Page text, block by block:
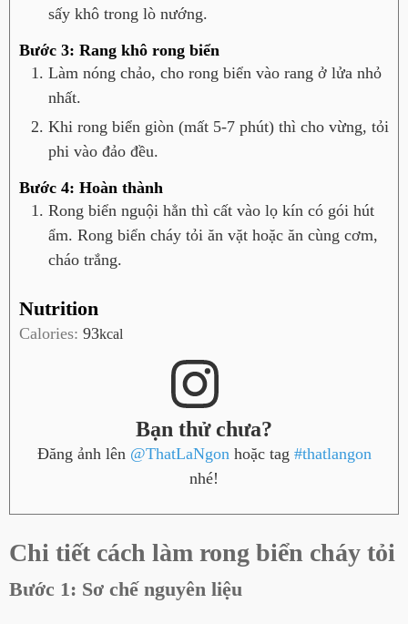
sấy khô trong lò nướng.
Bước 3: Rang khô rong biển
Làm nóng chảo, cho rong biển vào rang ở lửa nhỏ
nhất.
Khi rong biển giòn (mất 5-7 phút) thì cho vừng, tỏi
phi vào đảo đều.
Bước 4: Hoàn thành
Rong biển nguội hẳn thì cất vào lọ kín có gói hút
ẩm. Rong biển cháy tỏi ăn vặt hoặc ăn cùng cơm,
cháo trắng.
Nutrition
Calories: 93kcal
Bạn thử chưa?
Đăng ảnh lên @ThatLaNgon hoặc tag #thatlangon
nhé!
Chi tiết cách làm rong biển cháy tỏi
Bước 1: Sơ chế nguyên liệu